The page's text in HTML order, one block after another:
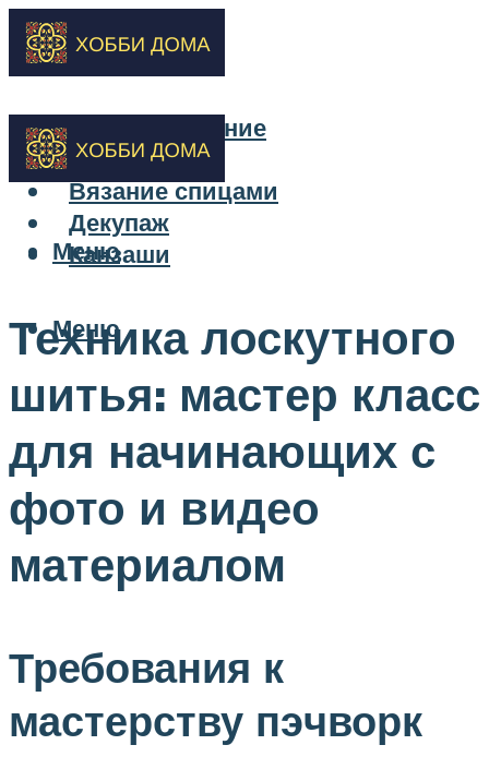
Бисероплетение
Вышивка
Вязание спицами
Декупаж
Канзаши
Меню
Меню
Техника лоскутного
шитья: мастер класс
для начинающих с
фото и видео
материалом
Требования к
мастерству пэчворк